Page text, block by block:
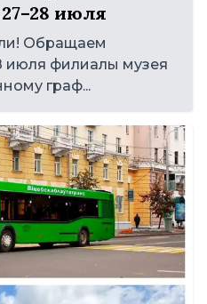
июля
Обращаем
июля филиалы музея
граф...